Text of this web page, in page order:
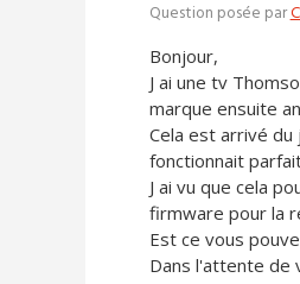
Question posée par
Bonjour,
J ai une tv
marque ensuite
Cela est arrivé du
fonctionnait
J ai vu que cela
firmware pour la
Est ce vous
Dans l'attente de